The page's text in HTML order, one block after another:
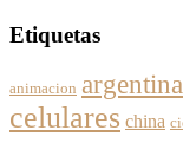
Etiquetas
animacion argentina
celulares china